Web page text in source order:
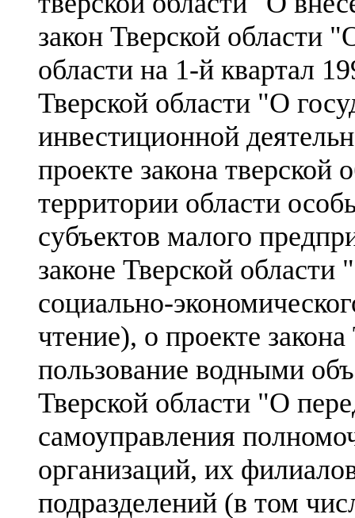
закон Тверской области
области на 1-й квартал
Тверской области "О
инвестиционной
проекте закона тверской
территории области
субъектов малого
законе Тверской
социально-
чтение), о проекте
пользование водными
Тверской области "О
самоуправления
организаций, их
подразделений (в том